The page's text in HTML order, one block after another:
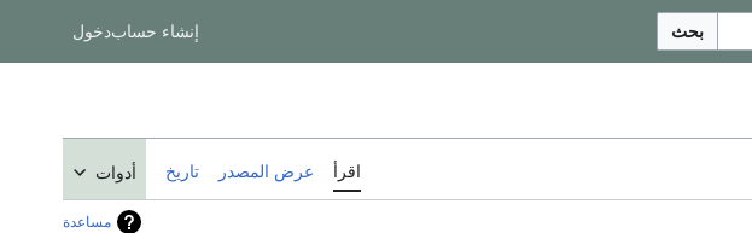
بحث إنشاء حسابدخول
اقرأ عرض المصدر تاريخ أدوات
مساعدة